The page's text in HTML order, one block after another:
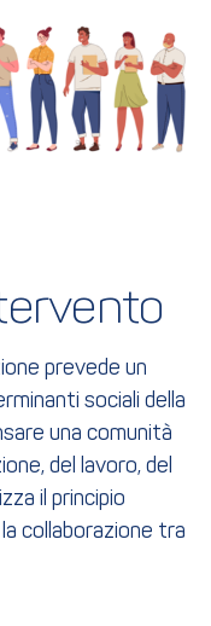
prevede un
sociali della
una comunità
del lavoro, del
il principio
la collaborazione tra